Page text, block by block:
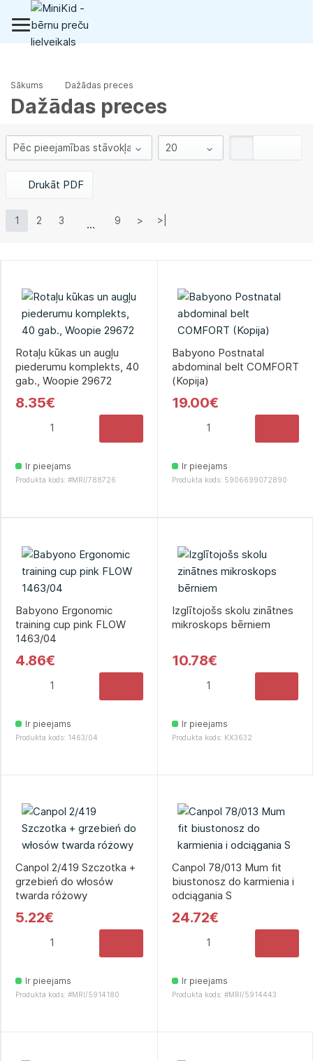
Sākums Dažādas preces
Dažādas preces
Drukāt PDF
1 2 3 9 > >|
Rotaļu kūkas un augļu
piederumu komplekts, 40
gab., Woopie 29672
8.35€
Ir pieejams
Produkta kods: #MRI/788726
Babyono Postnatal
abdominal belt COMFORT
(Kopija)
19.00€
Ir pieejams
Produkta kods: 5906699072890
Babyono Ergonomic
training cup pink FLOW
1463/04
4.86€
Ir pieejams
Produkta kods: 1463/04
Izglītojošs skolu zinātnes
mikroskops bērniem
10.78€
Ir pieejams
Produkta kods: KX3632
Canpol 2/419 Szczotka +
grzebień do włosów
twarda różowy
5.22€
Ir pieejams
Produkta kods: #MRI/5914180
Canpol 78/013 Mum fit
biustonosz do karmienia i
odciągania S
24.72€
Ir pieejams
Produkta kods: #MRI/5914443